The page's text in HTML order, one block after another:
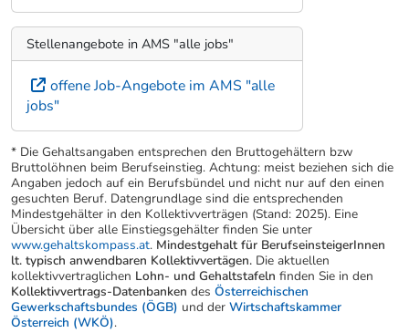
Stellenangebote in AMS "alle jobs"
offene Job-Angebote im AMS "alle
jobs"
* Die Gehaltsangaben entsprechen den Bruttogehältern bzw
Bruttolöhnen beim Berufseinstieg. Achtung: meist beziehen sich die
Angaben jedoch auf ein Berufsbündel und nicht nur auf den einen
gesuchten Beruf. Datengrundlage sind die entsprechenden
Mindestgehälter in den Kollektivverträgen (Stand: 2025). Eine
Übersicht über alle Einstiegsgehälter finden Sie unter
www.gehaltskompass.at. Mindestgehalt für BerufseinsteigerInnen
lt. typisch anwendbaren Kollektivvertägen. Die aktuellen
kollektivvertraglichen Lohn- und Gehaltstafeln finden Sie in den
Kollektivvertrags-Datenbanken des Österreichischen
Gewerkschaftsbundes (ÖGB) und der Wirtschaftskammer
Österreich (WKÖ).